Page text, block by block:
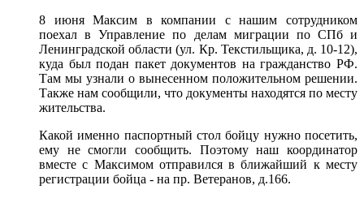
8 июня Максим в компании с нашим сотрудником
поехал в Управление по делам миграции по СПб и
Ленинградской области (ул. Кр. Текстильщика, д. 10-12),
куда был подан пакет документов на гражданство РФ.
Там мы узнали о вынесенном положительном решении.
Также нам сообщили, что документы находятся по месту
жительства.
Какой именно паспортный стол бойцу нужно посетить,
ему не смогли сообщить. Поэтому наш координатор
вместе с Максимом отправился в ближайший к месту
регистрации бойца - на пр. Ветеранов, д.166.